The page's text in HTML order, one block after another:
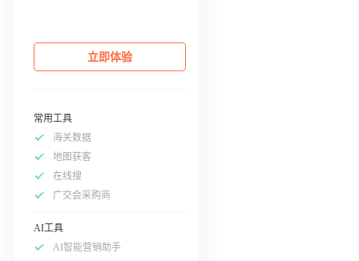
立即体验
常用工具
海关数据
地图获客
在线搜
广交会采购商
AI工具
AI智能营销助手